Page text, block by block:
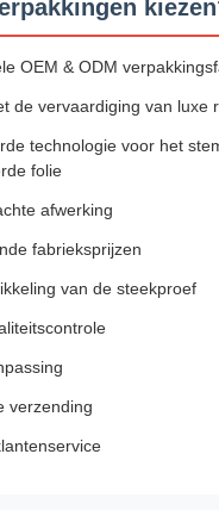
OEM & ODM
de vervaardiging van luxe
technologie voor het
folie
afwerking
fabrieksprijzen
van de steekproef
verzending